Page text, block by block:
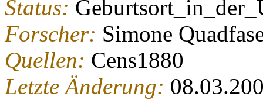
Status:
Forscher: Simone
Quellen: Cens1880
Letzte Änderung: